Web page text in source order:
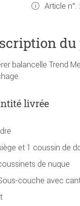
Article n°. :
balancelle Trend
livrée
et 1 coussin de
de nuque
couche avec